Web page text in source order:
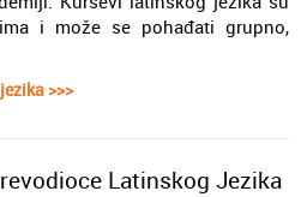
i može se pohađati grupno,
>>>
Latinskog Jezika